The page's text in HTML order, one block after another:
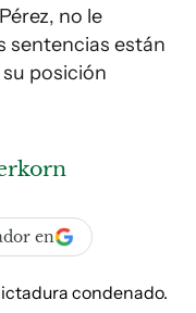
no le
sentencias están
posición
en